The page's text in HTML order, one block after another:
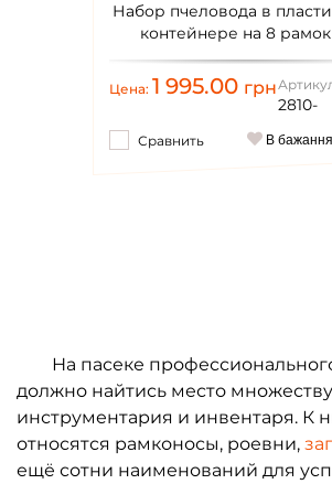
Набор пчеловода в
контейнере на 8 рамок
предметов)
Цена: 1 995.00 грн
2810-
Сравнить В бажання
На пасеке
должно найтись место множеству
инструментария и инвентаря. К
относятся рамконосы, роевни,
ещё сотни наименований для